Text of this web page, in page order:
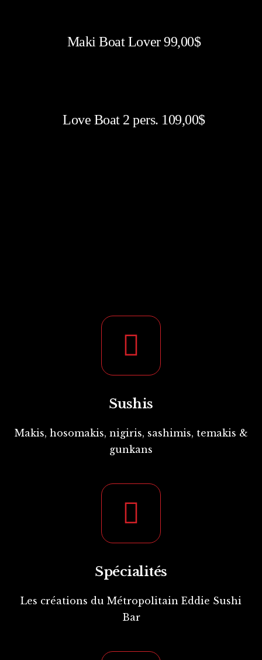
Maki Boat Lover 99,00$
Love Boat 2 pers. 109,00$
Sushis
Makis, hosomakis, nigiris, sashimis, temakis &
gunkans
Spécialités
Les créations du Métropolitain Eddie Sushi
Bar